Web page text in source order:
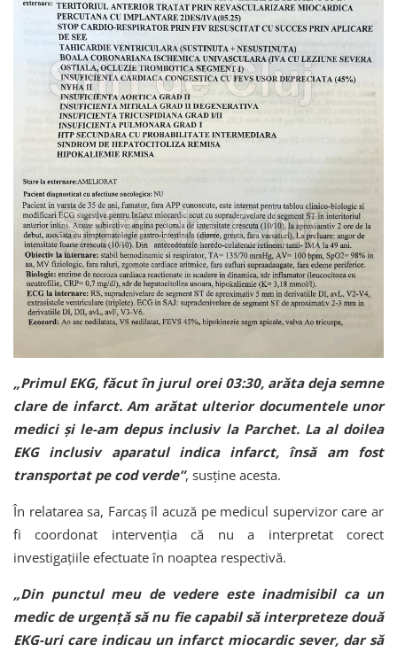
„Primul EKG, făcut în jurul orei 03:30, arăta deja semne
clare de infarct. Am arătat ulterior documentele unor
medici și le-am depus inclusiv la Parchet. La al doilea
EKG inclusiv aparatul indica infarct, însă am fost
transportat pe cod verde”, susține acesta.
În relatarea sa, Farcaș îl acuză pe medicul supervizor care ar
fi coordonat intervenția că nu a interpretat corect
investigațiile efectuate în noaptea respectivă.
„Din punctul meu de vedere este inadmisibil ca un
medic de urgență să nu fie capabil să interpreteze două
EKG-uri care indicau un infarct miocardic sever, dar să